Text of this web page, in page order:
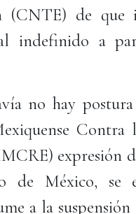
(CNTE) de que
indefinido a
no hay
Contra
expresión
de México, se
a la